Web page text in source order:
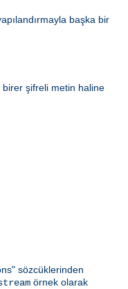
başka bir
birer şifreli metin haline
sözcüklerinden
örnek olarak